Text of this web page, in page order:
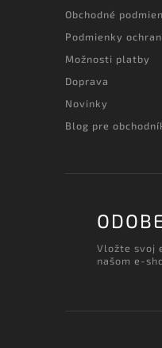
Obchodné
Podmienky
Možnosti platby
Doprava
Novinky
Blog pre
Vložte svoj
našom e-